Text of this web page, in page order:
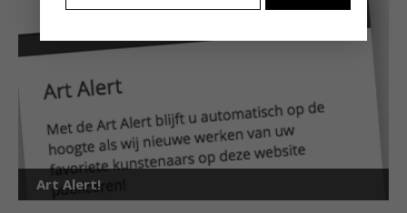
Art Alert!